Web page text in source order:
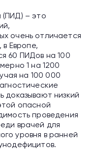
(ПИД) – это
очень отличается
Европе,
60 ПИДов на 100
1 на 1200
на 100 000
низкий
опасной
проведения
врачей для
уровня в ранней